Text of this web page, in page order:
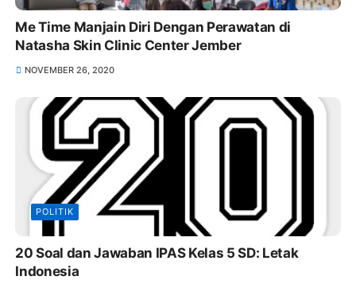
Me Time Manjain Diri Dengan Perawatan di
Natasha Skin Clinic Center Jember
NOVEMBER 26, 2020
POLITIK
20 Soal dan Jawaban IPAS Kelas 5 SD: Letak
Indonesia